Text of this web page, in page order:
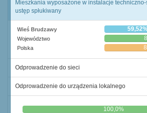
Mieszkania wyposażone w instalacje
ustęp spłukiwany
Wieś Brudzawy
Województwo
Polska
Odprowadzenie do sieci
Odprowadzenie do urządzenia lokalnego
0,0% 100,0%